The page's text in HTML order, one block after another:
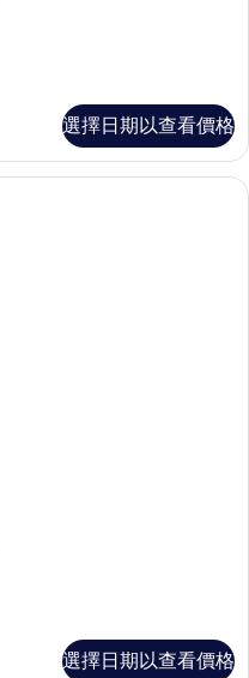
選擇日期以查看價格
選擇日期以查看價格